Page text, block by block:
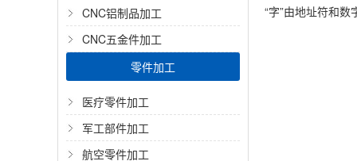
CNC铝制品加工
CNC五金件加工
零件加工
医疗零件加工
军工部件加工
航空零件加工
“字”由地址符和数